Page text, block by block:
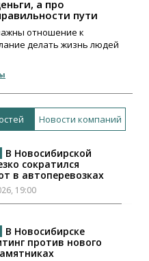
а про
пути
отношение к
делать жизнь людей
Новости компаний
В Новосибирской
сократился
в автоперевозках
19:00
В Новосибирске
против нового